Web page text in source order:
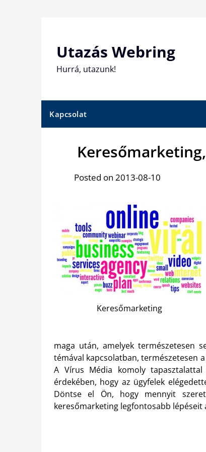
Utazás Webring
Hurrá, utazunk!
Kapcsolat
Posted on 2013-08-10
Keresőmarketing
maga után, amelyek természetesen
témával kapcsolatban, természetesen
A Vírus Média komoly
érdekében, hogy az ügyfelek
Döntse el Ön, hogy mennyit
keresőmarketing legfontosabb lépéseit